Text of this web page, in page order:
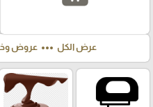
عرض الكل more_horiz عروض